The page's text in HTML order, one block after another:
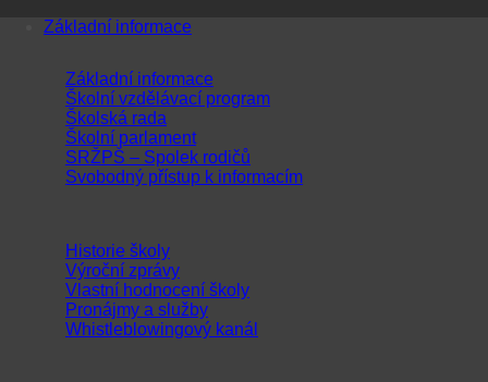
PřeskočitZákladní informace
Základní informace
Školní vzdělávací program
Školská rada
Školní parlament
SRŽPŠ – Spolek rodičů
Svobodný přístup k informacím
Historie školy
Výroční zprávy
Vlastní hodnocení školy
Pronájmy a služby
Whistleblowingový kanál